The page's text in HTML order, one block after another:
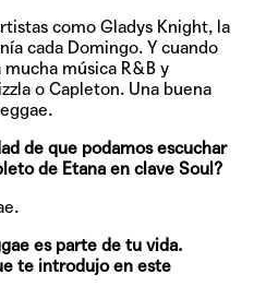
como Gladys Knight, la
cada Domingo. Y cuando
música R&B y
o Capleton. Una buena
de que podamos escuchar
de Etana en clave Soul?
es parte de tu vida.
te introdujo en este